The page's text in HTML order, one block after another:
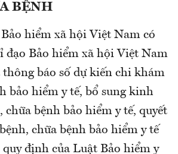
BỆNH
hiểm xã hội Việt Nam có
đạo Bảo hiểm xã hội Việt Nam
thông báo số dự kiến chi khám
bảo hiểm y tế, bổ sung kinh
bệnh bảo hiểm y tế, quyết
chữa bệnh bảo hiểm y tế
định của Luật Bảo hiểm y